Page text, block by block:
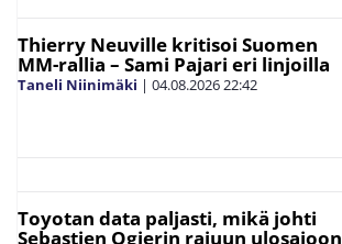
Thierry Neuville kritisoi Suomen
MM-rallia – Sami Pajari eri linjoilla
Taneli Niinimäki | 04.08.202622:42
Toyotan data paljasti, mikä johti
Sebastien Ogierin rajuun ulosajoon